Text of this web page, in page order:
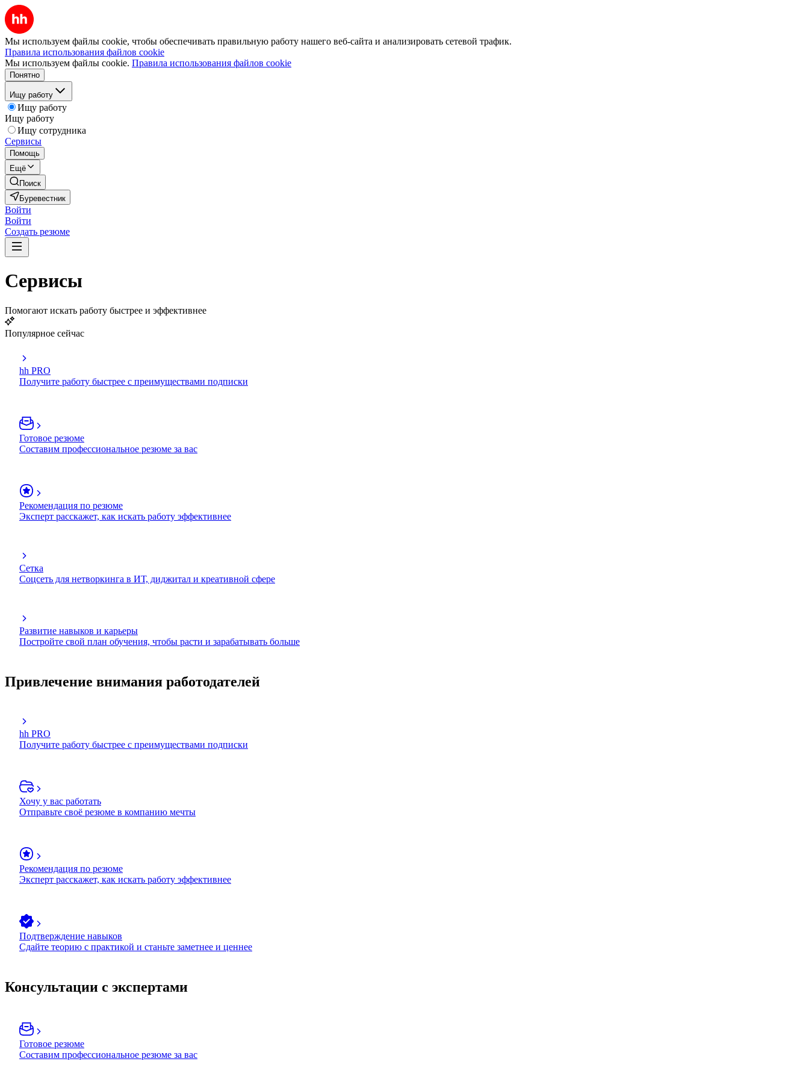
Мы используем файлы cookie, чтобы обеспечивать правильную работу нашего веб-сайта и анализировать сетевой трафик.
Правила использования файлов cookie
Мы используем файлы cookie. Правила использования файлов cookie
Понятно
Ищу работу
Ищу работу
Ищу работу
Ищу сотрудника
Сервисы
Помощь
Ещё
Поиск
Буревестник
Войти
Войти
Создать резюме
Сервисы
Помогают искать работу быстрее и эффективнее
Популярное сейчас
hh PRO
Получите работу быстрее с преимуществами подписки
Готовое резюме
Составим профессиональное резюме за вас
Рекомендация по резюме
Эксперт расскажет, как искать работу эффективнее
Сетка
Соцсеть для нетворкинга в ИТ, диджитал и креативной сфере
Развитие навыков и карьеры
Постройте свой план обучения, чтобы расти и зарабатывать больше
Привлечение внимания работодателей
hh PRO
Получите работу быстрее с преимуществами подписки
Хочу у вас работать
Отправьте своё резюме в компанию мечты
Рекомендация по резюме
Эксперт расскажет, как искать работу эффективнее
Подтверждение навыков
Сдайте теорию с практикой и станьте заметнее и ценнее
Консультации с экспертами
Готовое резюме
Составим профессиональное резюме за вас